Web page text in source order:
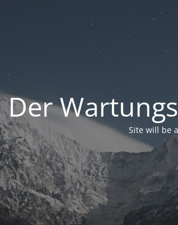
Der
Site will be